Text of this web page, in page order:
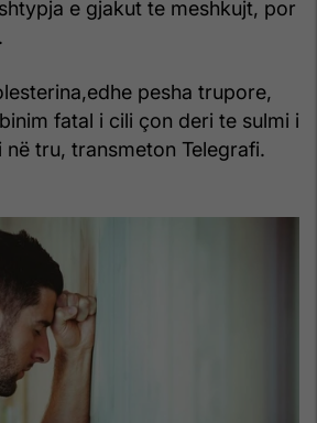
e gjakut te meshkujt, por
pesha trupore,
fatal i cili çon deri te sulmi i
në tru, transmeton Telegrafi.